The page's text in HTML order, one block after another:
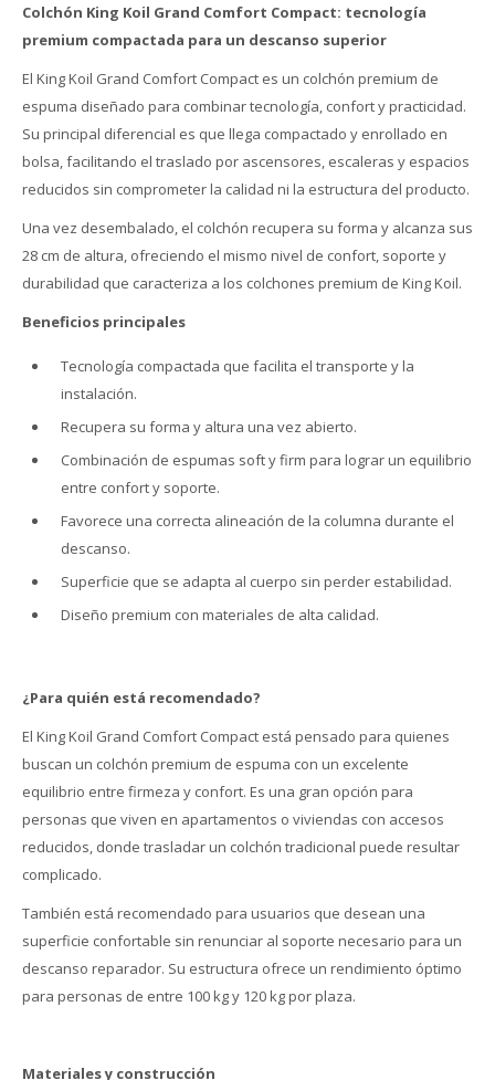
Colchón King Koil Grand Comfort Compact: tecnología
premium compactada para un descanso superior
El King Koil Grand Comfort Compact es un colchón premium de
espuma diseñado para combinar tecnología, confort y practicidad.
Su principal diferencial es que llega compactado y enrollado en
bolsa, facilitando el traslado por ascensores, escaleras y espacios
reducidos sin comprometer la calidad ni la estructura del producto.
Una vez desembalado, el colchón recupera su forma y alcanza sus
28 cm de altura, ofreciendo el mismo nivel de confort, soporte y
durabilidad que caracteriza a los colchones premium de King Koil.
Beneficios principales
Tecnología compactada que facilita el transporte y la
instalación.
Recupera su forma y altura una vez abierto.
Combinación de espumas soft y firm para lograr un equilibrio
entre confort y soporte.
Favorece una correcta alineación de la columna durante el
descanso.
Superficie que se adapta al cuerpo sin perder estabilidad.
Diseño premium con materiales de alta calidad.
¿Para quién está recomendado?
El King Koil Grand Comfort Compact está pensado para quienes
buscan un colchón premium de espuma con un excelente
equilibrio entre firmeza y confort. Es una gran opción para
personas que viven en apartamentos o viviendas con accesos
reducidos, donde trasladar un colchón tradicional puede resultar
complicado.
También está recomendado para usuarios que desean una
superficie confortable sin renunciar al soporte necesario para un
descanso reparador. Su estructura ofrece un rendimiento óptimo
para personas de entre 100 kg y 120 kg por plaza.
Materiales y construcción